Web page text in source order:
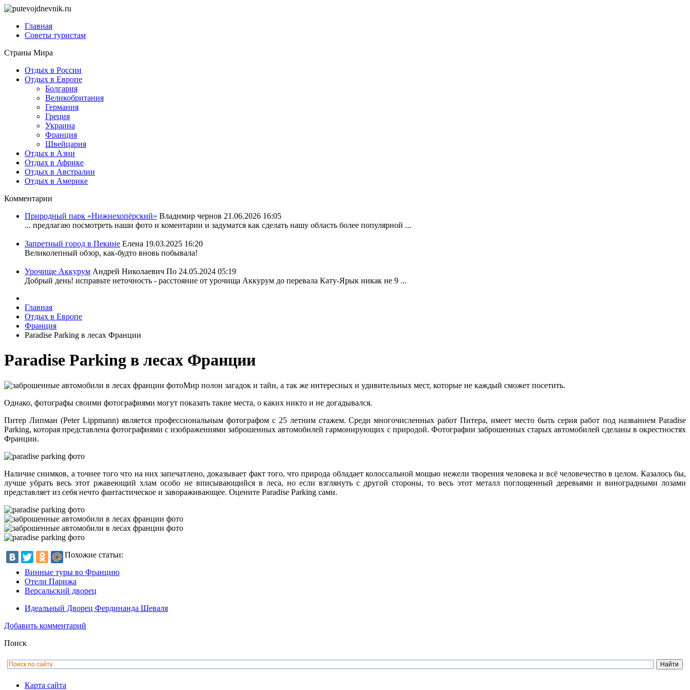
Главная
Советы туристам
Страны Мира
Отдых в России
Отдых в Европе
Болгария
Великобритания
Германия
Греция
Украина
Франция
Швейцария
Отдых в Азии
Отдых в Африке
Отдых в Австралии
Отдых в Америке
Комментарии
Природный парк «Нижнехопёрский» Владимир чернов 21.06.2026 16:05
... предлагаю посмотреть наши фото и коментарии и задуматся как сделать нашу область более популярной ...
Запретный город в Пекине Елена 19.03.2025 16:20
Великолепный обзор, как-будто вновь побывала!
Урочище Аккурум Андрей Николаевич По 24.05.2024 05:19
Добрый день! исправьте неточность - расстояние от урочища Аккурум до перевала Кату-Ярык никак не 9 ...
Главная
Отдых в Европе
Франция
Paradise Parking в лесах Франции
Paradise Parking в лесах Франции
Мир полон загадок и тайн, а так же интересных и удивительных мест, которые не каждый сможет посетить.
Однако, фотографы своими фотографиями могут показать такие места, о каких никто и не догадывался.
Питер Липман (Peter Lippmann) является профессиональным фотографом с 25 летним стажем. Среди многочисленных работ Питера, имеет место быть серия работ под названием Paradise
Parking, которая представлена фотографиями с изображениями заброшенных автомобилей гармонирующих с природой. Фотографии заброшенных старых автомобилей сделаны в окрестностях
Франции.
Наличие снимков, а точнее того что на них запечатлено, доказывает факт того, что природа обладает колоссальной мощью нежели творения человека и всё человечество в целом. Казалось бы,
лучше убрать весь этот ржавеющий хлам особо не вписывающийся в леса, но если взглянуть с другой стороны, то весь этот металл поглощенный деревьями и виноградными лозами
представляет из себя нечто фантастическое и завораживающее. Оцените Paradise Parking сами.
Похожие статьи:
Винные туры во Францию
Отели Парижа
Версальский дворец
Идеальный Дворец Фердинанда Шеваля
Добавить комментарий
Поиск
Карта сайта